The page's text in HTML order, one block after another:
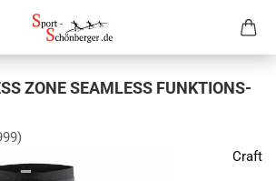
ZONE SEAMLESS FUNKTIONS-
)
Craft